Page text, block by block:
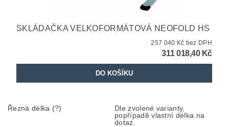
SKLÁDAČKA VELKOFORMÁTOVÁ NEOFOLD HS
257 040 Kč bez DPH
311 018,40 Kč
Řezná délka (?)
Dle zvolené varianty,
popřípadě vlastní délka na
dotaz.